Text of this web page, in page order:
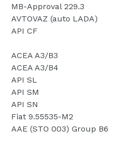
MB-Approval 229.3
AVTOVAZ (auto LADA)
API CF
ACEA A3/B3
ACEA A3/B4
API SL
API SM
API SN
Fiat 9.55535-M2
AAE (STO 003) Group B6